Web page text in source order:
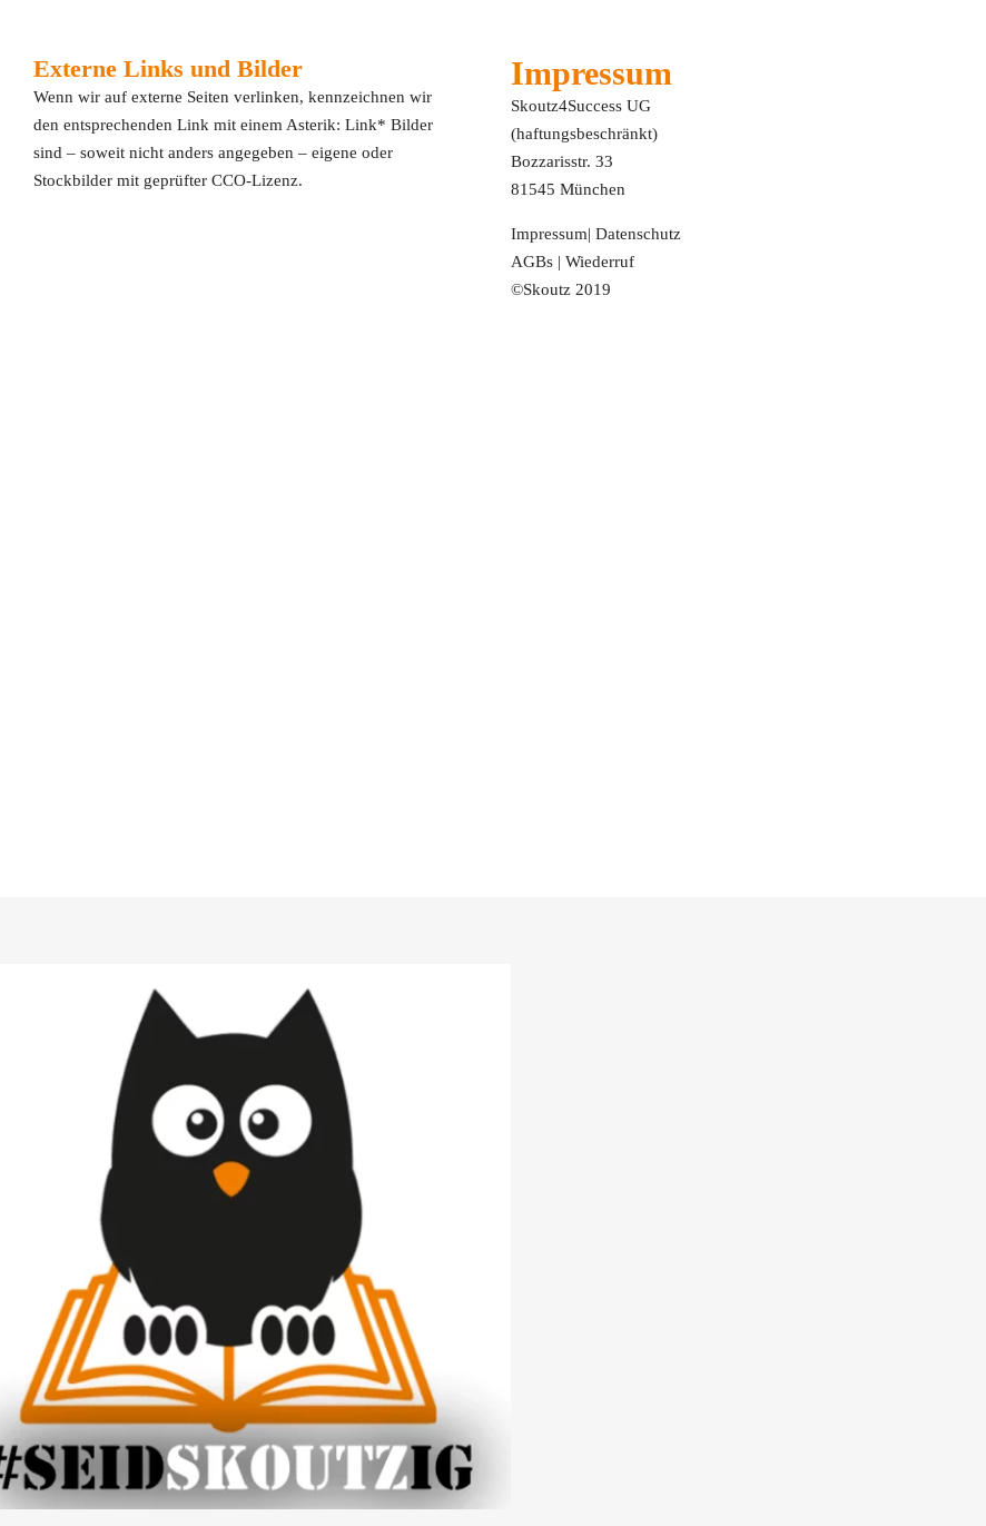
Externe Links und Bilder
Wenn wir auf externe Seiten verlinken, kennzeichnen wir
den entsprechenden Link mit einem Asterik: Link* Bilder
sind – soweit nicht anders angegeben – eigene oder
Stockbilder mit geprüfter CCO-Lizenz.
Impressum
Skoutz4Success UG
(haftungsbeschränkt)
Bozzarisstr. 33
81545 München
Impressum| Datenschutz
AGBs| Wiederruf
©Skoutz 2019